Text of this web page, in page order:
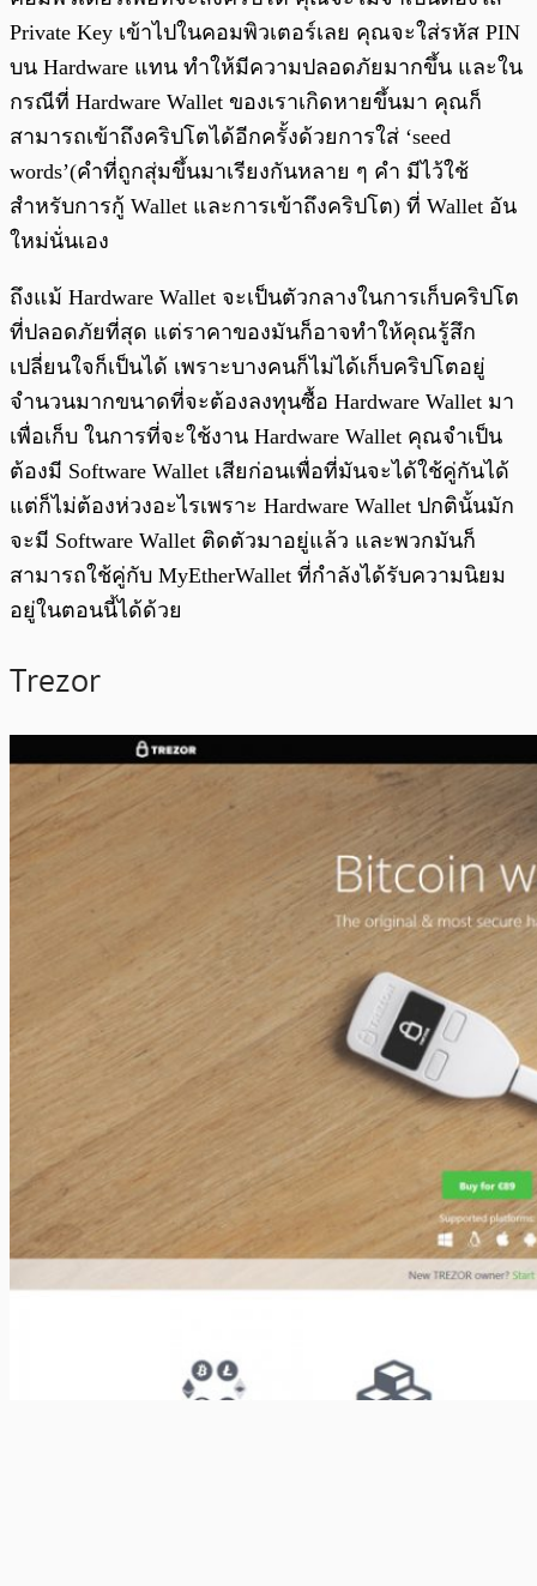
Private Key เข้าไปในคอมพิวเตอร์เลย คุณจะใส่รหัส PIN
บน Hardware แทน ทำให้มีความปลอดภัยมากขึ้น และใน
กรณีที่ Hardware Wallet ของเราเกิดหายขึ้นมา คุณก็
สามารถเข้าถึงคริปโตได้อีกครั้งด้วยการใส่ ‘seed
words’(คำที่ถูกสุ่มขึ้นมาเรียงกันหลาย ๆ คำ มีไว้ใช้
สำหรับการกู้ Wallet และการเข้าถึงคริปโต) ที่ Wallet อัน
ใหม่นั่นเอง
ถึงแม้ Hardware Wallet จะเป็นตัวกลางในการเก็บคริปโต
ที่ปลอดภัยที่สุด แต่ราคาของมันก็อาจทำให้คุณรู้สึก
เปลี่ยนใจก็เป็นได้ เพราะบางคนก็ไม่ได้เก็บคริปโตอยู่
จำนวนมากขนาดที่จะต้องลงทุนซื้อ Hardware Wallet มา
เพื่อเก็บ ในการที่จะใช้งาน Hardware Wallet คุณจำเป็น
ต้องมี Software Wallet เสียก่อนเพื่อที่มันจะได้ใช้คู่กันได้
แต่ก็ไม่ต้องห่วงอะไรเพราะ Hardware Wallet ปกตินั้นมัก
จะมี Software Wallet ติดตัวมาอยู่แล้ว และพวกมันก็
สามารถใช้คู่กับ MyEtherWallet ที่กำลังได้รับความนิยม
อยู่ในตอนนี้ได้ด้วย
Trezor